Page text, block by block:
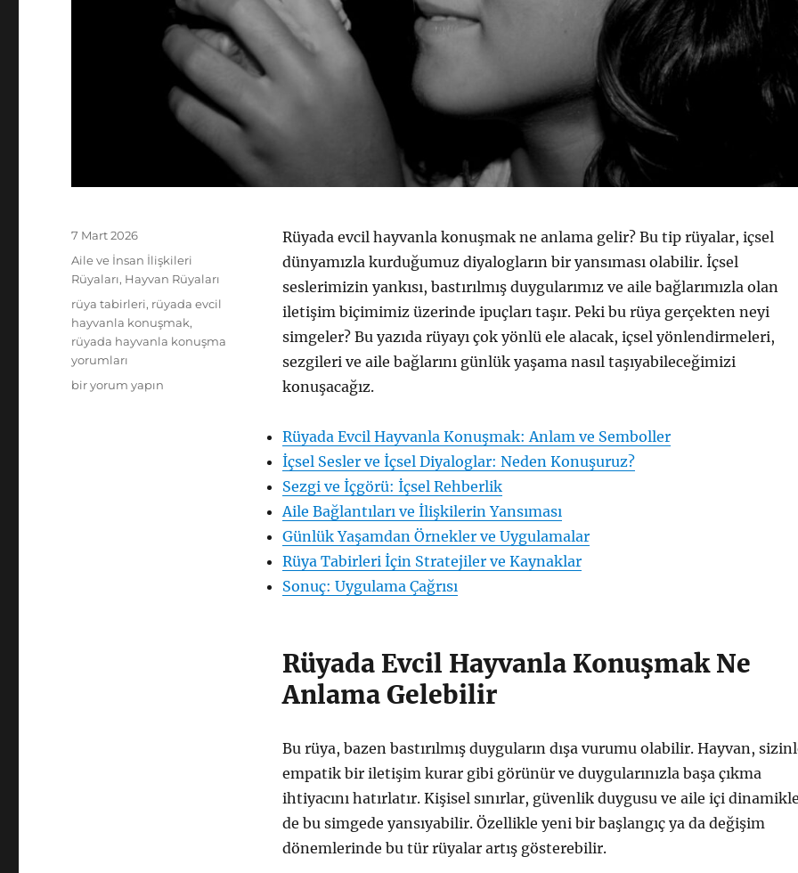
Rüyada evcil hayvanla konuşmak ne anlama gelir? Bu tip rüyalar, içsel
dünyamızla kurduğumuz diyalogların bir yansıması olabilir. İçsel
seslerimizin yankısı, bastırılmış duygularımız ve aile bağlarımızla olan
iletişim biçimimiz üzerinde ipuçları taşır. Peki bu rüya gerçekten neyi
simgeler? Bu yazıda rüyayı çok yönlü ele alacak, içsel yönlendirmeleri,
sezgileri ve aile bağlarını günlük yaşama nasıl taşıyabileceğimizi
konuşacağız.
Rüyada Evcil Hayvanla Konuşmak: Anlam ve Semboller
İçsel Sesler ve İçsel Diyaloglar: Neden Konuşuruz?
Sezgi ve İçgörü: İçsel Rehberlik
Aile Bağlantıları ve İlişkilerin Yansıması
Günlük Yaşamdan Örnekler ve Uygulamalar
Rüya Tabirleri İçin Stratejiler ve Kaynaklar
Sonuç: Uygulama Çağrısı
Rüyada Evcil Hayvanla Konuşmak Ne
Anlama Gelebilir
Bu rüya, bazen bastırılmış duyguların dışa vurumu olabilir. Hayvan,
empatik bir iletişim kurar gibi görünür ve duygularınızla başa çıkma
ihtiyacını hatırlatır. Kişisel sınırlar, güvenlik duygusu ve aile içi
de bu simgede yansıyabilir. Özellikle yeni bir başlangıç ya da değişim
dönemlerinde bu tür rüyalar artış gösterebilir.
Yayın
tarihi
7 Mart 2026
Kategoriler
Aile ve İnsan İlişkileri
Rüyaları, Hayvan Rüyaları
Etiketler
rüya tabirleri, rüyada evcil
hayvanla konuşmak,
rüyada hayvanla konuşma
yorumları
Rüyada
bir yorum yapın